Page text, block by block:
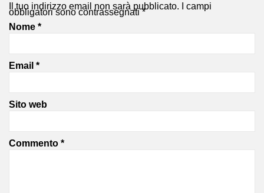
Il tuo indirizzo email non sarà pubblicato. I campi
obbligatori sono contrassegnati*
Nome *
Email *
Sito web
Commento *